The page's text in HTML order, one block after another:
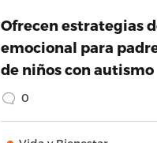
Ofrecen estrategias
emocional para
de niños con autismo
0